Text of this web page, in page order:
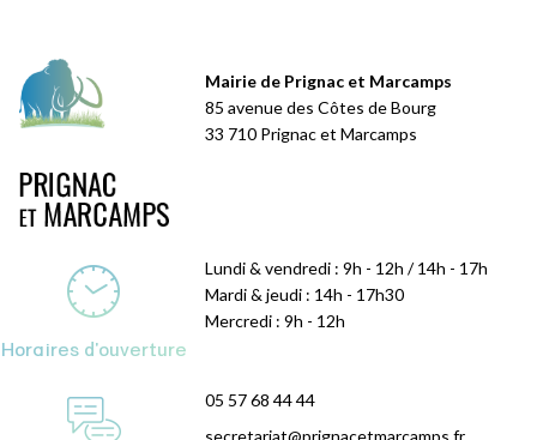
Mairie de Prignac et Marcamps
85 avenue des Côtes de Bourg
33 710 Prignac et Marcamps
Horaires d'ouverture
Lundi & vendredi : 9h - 12h / 14h - 17h
Mardi & jeudi : 14h - 17h30
Mercredi : 9h - 12h
05 57 68 44 44